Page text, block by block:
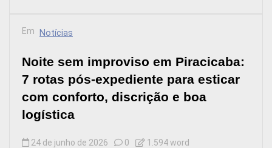
Em Notícias
Noite sem improviso em Piracicaba:
7 rotas pós-expediente para esticar
com conforto, discrição e boa
logística
24 de junho de 2026 0 1.594 word